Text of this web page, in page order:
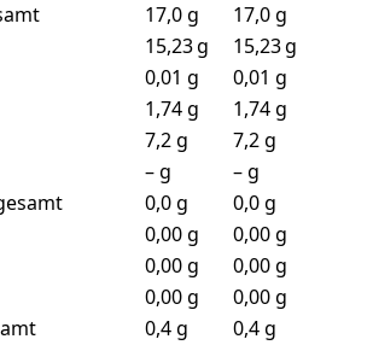
17,0 g
17,0 g
15,23 g
15,23 g
0,01 g
0,01 g
1,74 g
1,74 g
7,2 g
7,2 g
– g
– g
0,0 g
0,0 g
0,00 g
0,00 g
0,00 g
0,00 g
0,00 g
0,00 g
0,4 g
0,4 g